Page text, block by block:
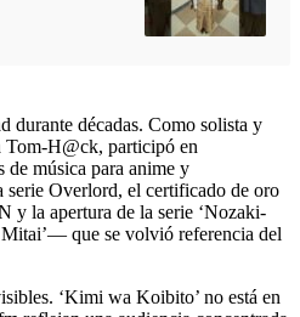
durante décadas. Como solista y
H@ck, participó en
de música para anime y
serie Overlord, el certificado de oro
y la apertura de la serie ‘Nozaki-
que se volvió referencia del
‘Kimi wa Koibito’ no está en